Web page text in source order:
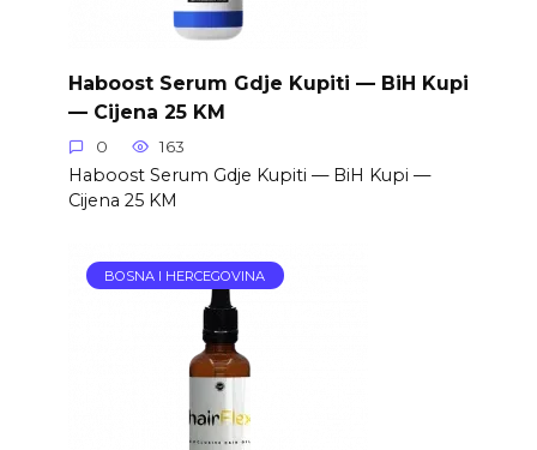
Haboost Serum Gdje Kupiti — BiH Kupi
— Cijena 25 KM
0 163
Haboost Serum Gdje Kupiti — BiH Kupi —
Cijena 25 KM
BOSNA I HERCEGOVINA